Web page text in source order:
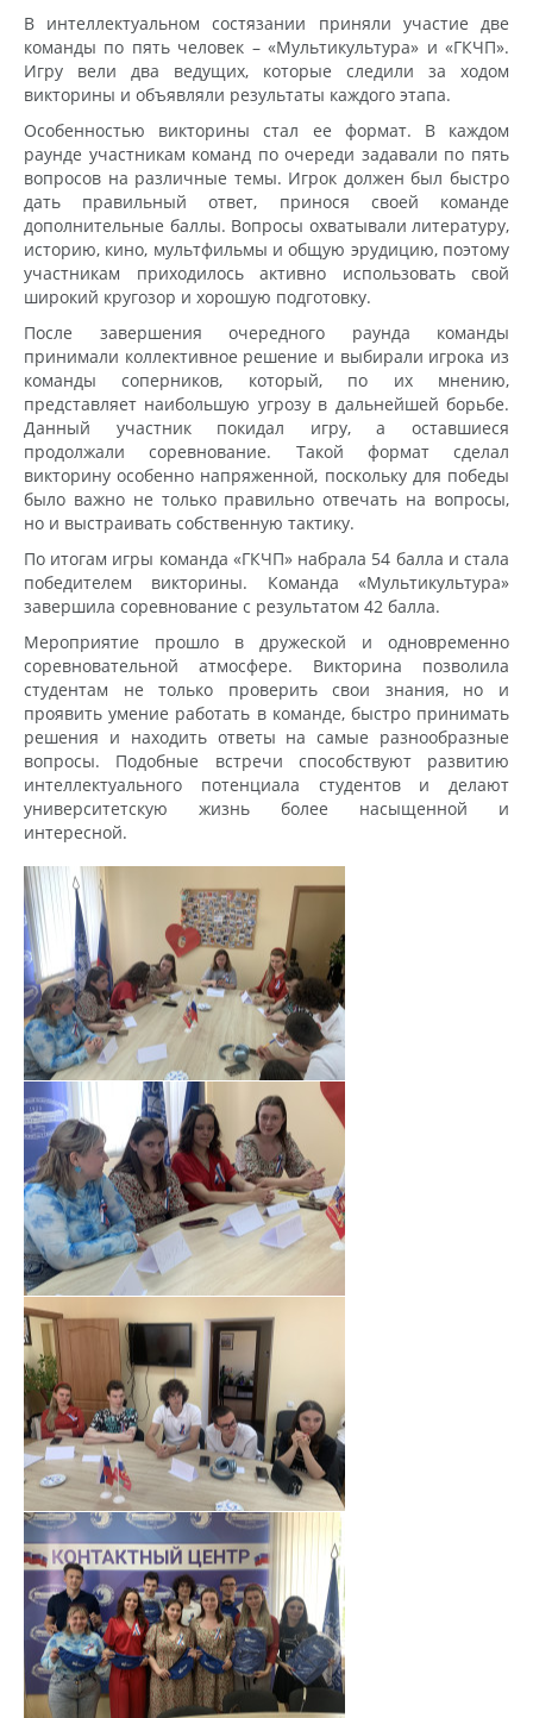
В интеллектуальном состязании приняли участие две
команды по пять человек – «Мультикультура» и «ГКЧП».
Игру вели два ведущих, которые следили за ходом
викторины и объявляли результаты каждого этапа.
Особенностью викторины стал ее формат. В каждом
раунде участникам команд по очереди задавали по пять
вопросов на различные темы. Игрок должен был быстро
дать правильный ответ, принося своей команде
дополнительные баллы. Вопросы охватывали литературу,
историю, кино, мультфильмы и общую эрудицию, поэтому
участникам приходилось активно использовать свой
широкий кругозор и хорошую подготовку.
После завершения очередного раунда команды
принимали коллективное решение и выбирали игрока из
команды соперников, который, по их мнению,
представляет наибольшую угрозу в дальнейшей борьбе.
Данный участник покидал игру, а оставшиеся
продолжали соревнование. Такой формат сделал
викторину особенно напряженной, поскольку для победы
было важно не только правильно отвечать на вопросы,
но и выстраивать собственную тактику.
По итогам игры команда «ГКЧП» набрала 54 балла и стала
победителем викторины. Команда «Мультикультура»
завершила соревнование с результатом 42 балла.
Мероприятие прошло в дружеской и одновременно
соревновательной атмосфере. Викторина позволила
студентам не только проверить свои знания, но и
проявить умение работать в команде, быстро принимать
решения и находить ответы на самые разнообразные
вопросы. Подобные встречи способствуют развитию
интеллектуального потенциала студентов и делают
университетскую жизнь более насыщенной и
интересной.